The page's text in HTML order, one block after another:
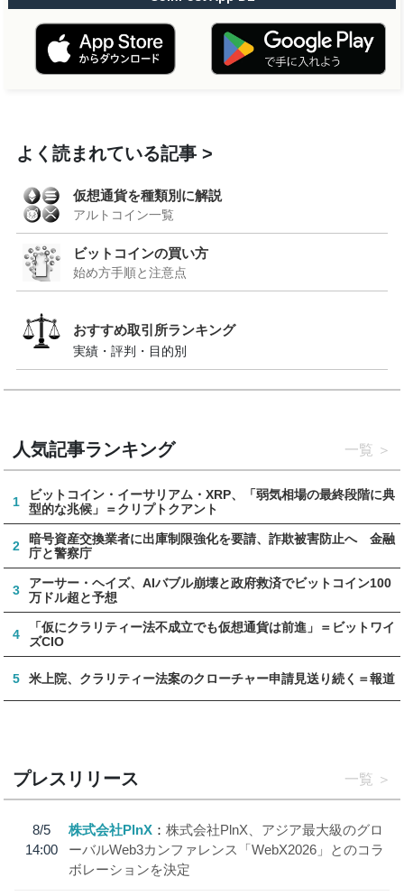
よく読まれている記事
仮想通貨を種類別に解説
アルトコイン一覧
ビットコインの買い方
始め方手順と注意点
おすすめ取引所ランキング
実績・評判・目的別
人気記事ランキング 一覧
1
ビットコイン・イーサリアム・XRP、「弱気相場の最終段階に典
型的な兆候」＝クリプトクアント
2
暗号資産交換業者に出庫制限強化を要請、詐欺被害防止へ 金融
庁と警察庁
3
アーサー・ヘイズ、AIバブル崩壊と政府救済でビットコイン100
万ドル超と予想
4
「仮にクラリティー法不成立でも仮想通貨は前進」＝ビットワイ
ズCIO
5 米上院、クラリティー法案のクローチャー申請見送り続く＝報道
プレスリリース 一覧
8/5
14:00
株式会社PlnX
株式会社PlnX、アジア最大級のグロ
ーバルWeb3カンファレンス「WebX2026」とのコラ
ボレーションを決定